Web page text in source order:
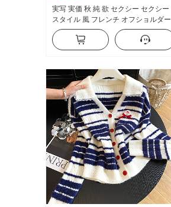
実写 実価 秋 純 欲 セクシー セクシー
スタイル 風 フレンチ オフショルダー
長袖 Tシャツ 女性 フリル ウエストシ
ェイプ トップス